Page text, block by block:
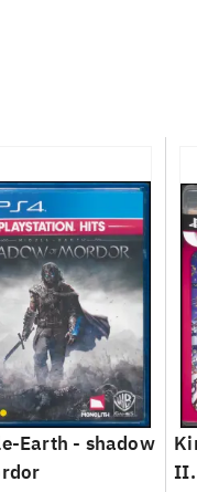
Earth - shadow